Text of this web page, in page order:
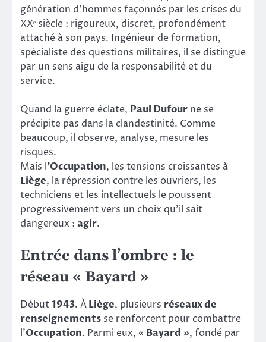
génération d’hommes façonnés par les crises du
XXᵉ siècle : rigoureux, discret, profondément
attaché à son pays. Ingénieur de formation,
spécialiste des questions militaires, il se distingue
par un sens aigu de la responsabilité et du
service.
Quand la guerre éclate, Paul Dufour ne se
précipite pas dans la clandestinité. Comme
beaucoup, il observe, analyse, mesure les
risques.
Mais l’Occupation, les tensions croissantes à
Liège, la répression contre les ouvriers, les
techniciens et les intellectuels le poussent
progressivement vers un choix qu’il sait
dangereux : agir.
Entrée dans l’ombre : le
réseau « Bayard »
Début1943. ÀLiège, plusieurs réseaux de
renseignements se renforcent pour combattre
l’Occupation. Parmi eux, « Bayard », fondé par